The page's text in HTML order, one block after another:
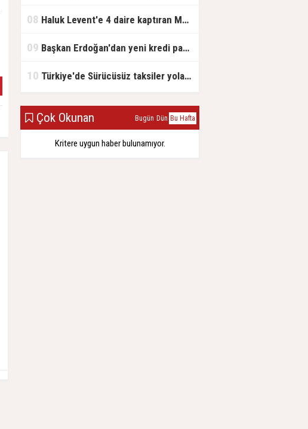
08 Haluk Levent'e 4 daire kaptıran Müteahhit soluğu savcılıkta aldı
09 Başkan Erdoğan'dan yeni kredi paketi müjdesi: 6 ay geri ödemesiz, 36 ay vadeli
10 Türkiye'de Sürücüsüz taksiler yola çıkmaya hazırlanıyor
Çok Okunan Bugün Dün Bu Hafta
Kritere uygun haber bulunamıyor.